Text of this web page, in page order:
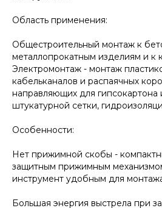
Область применения:
Общестроительный монтаж к
металлопрокатным изделиям и к
Электромонтаж - монтаж
кабельканалов и распаячных
направляющих для гипсокартона
штукатурной сетки,
Особенности:
Нет прижимной скобы -
защитным прижимным
инструмент удобным для
Большая энергия выстрела при